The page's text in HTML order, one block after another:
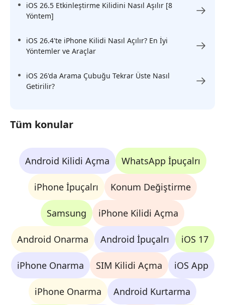
iOS 26.5 Etkinleştirme Kilidini Nasıl Aşılır [8
Yöntem]
iOS 26.4'te iPhone Kilidi Nasıl Açılır? En İyi
Yöntemler ve Araçlar
iOS 26'da Arama Çubuğu Tekrar Üste Nasıl
Getirilir?
Tüm konular
Android Kilidi Açma WhatsApp İpuçalrı
iPhone İpuçalrı Konum Değiştirme
Samsung iPhone Kilidi Açma
Android Onarma Android İpuçalrı iOS 17
iPhone Onarma SIM Kilidi Açma iOS App
iPhone Onarma Android Kurtarma